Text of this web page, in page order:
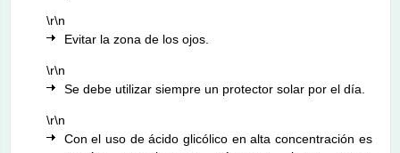
\r\n
Evitar la zona de los ojos.
\r\n
Se debe utilizar siempre un protector solar por el día.
\r\n
Con el uso de ácido glicólico en alta concentración es